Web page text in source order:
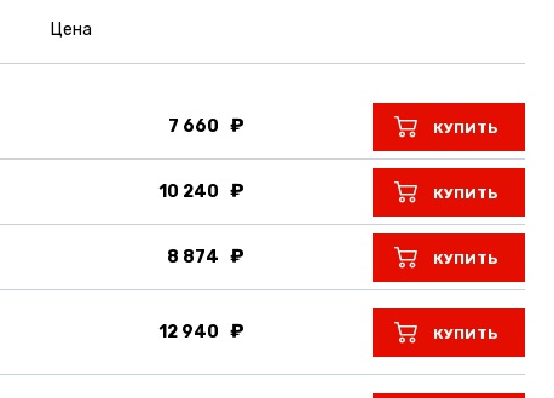
Цена
7 660 КУПИТЬ
10 240 КУПИТЬ
8 874 КУПИТЬ
12 940 КУПИТЬ